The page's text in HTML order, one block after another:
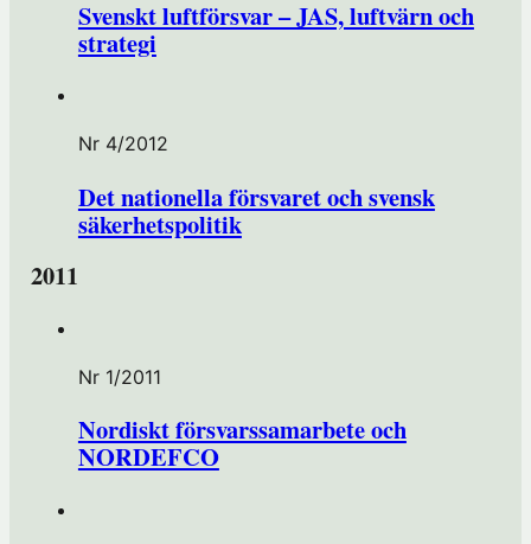
Svenskt luftförsvar – JAS, luftvärn och
strategi
Nr 4/2012
Det nationella försvaret och svensk
säkerhetspolitik
2011
Nr 1/2011
Nordiskt försvarssamarbete och
NORDEFCO